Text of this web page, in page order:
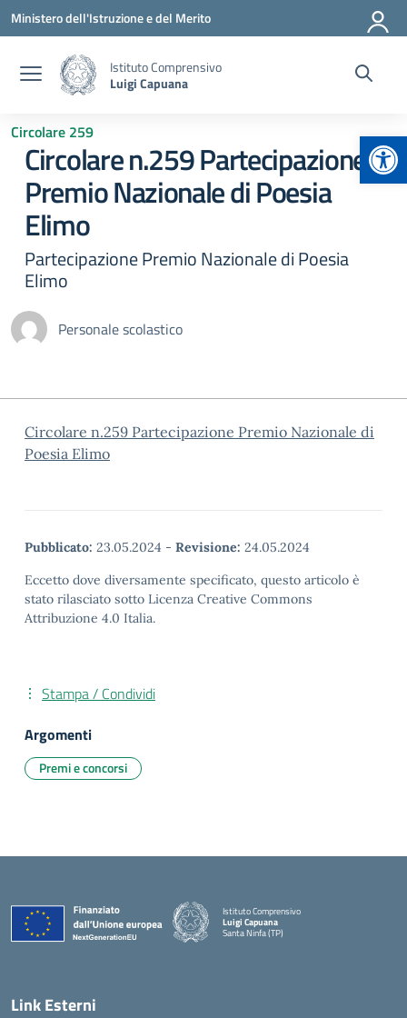
Vai ai contenuti
Vai al menu di navigazione
Vai al footer
Ministero dell'Istruzione e del Merito
Istituto Comprensivo
Luigi Capuana
Circolare 259
Circolare n.259 Partecipazione
Premio Nazionale di Poesia
Elimo
Partecipazione Premio Nazionale di Poesia
Elimo
Personale scolastico
Circolare n.259 Partecipazione Premio Nazionale di
Poesia Elimo
Pubblicato: 23.05.2024 - Revisione: 24.05.2024
Eccetto dove diversamente specificato, questo articolo è
stato rilasciato sotto Licenza Creative Commons
Attribuzione 4.0 Italia.
Stampa / Condividi
Argomenti
Premi e concorsi
Istituto Comprensivo
Luigi Capuana
Santa Ninfa (TP)
Link Esterni